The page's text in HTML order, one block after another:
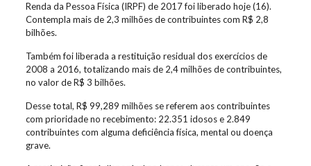
Renda da Pessoa Física (IRPF) de 2017 foi liberado hoje (16).
Contempla mais de 2,3 milhões de contribuintes com R$ 2,8
bilhões.
Também foi liberada a restituição residual dos exercícios de
2008 a 2016, totalizando mais de 2,4 milhões de contribuintes,
no valor de R$ 3 bilhões.
Desse total, R$ 99,289 milhões se referem aos contribuintes
com prioridade no recebimento: 22.351 idosos e 2.849
contribuintes com alguma deficiência física, mental ou doença
grave.